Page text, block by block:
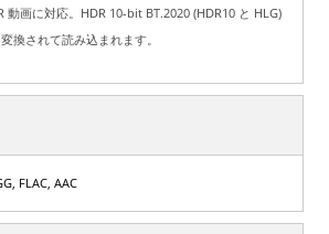
画に対応。HDR 10-bit BT.2020 (HDR10 と HLG)
換されて読み込まれます。
FLAC, AAC